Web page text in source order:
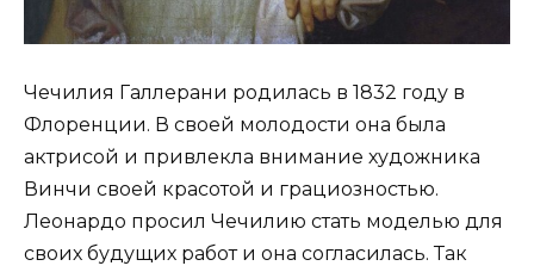
Чечилия Галлерани родилась в 1832 году в
Флоренции. В своей молодости она была
актрисой и привлекла внимание художника
Винчи своей красотой и грациозностью.
Леонардо просил Чечилию стать моделью для
своих будущих работ и она согласилась. Так